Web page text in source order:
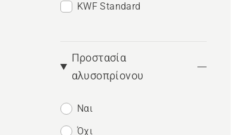
KWF Standard
Προστασία
αλυσοπρίονου
Ναι
Όχι